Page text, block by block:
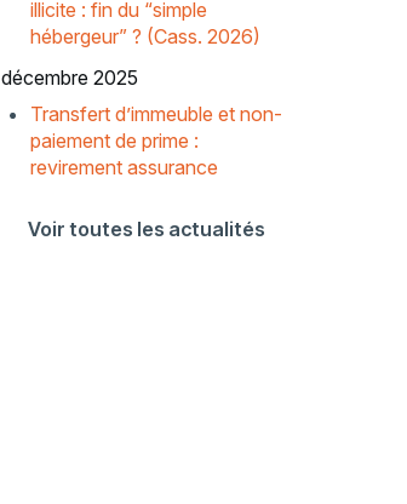
illicite : fin du “simple
hébergeur” ? (Cass. 2026)
décembre 2025
Transfert d’immeuble et non-
paiement de prime :
revirement assurance
Voir toutes les actualités